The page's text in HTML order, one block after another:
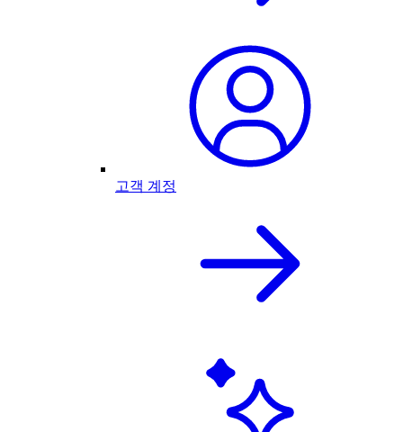
고객 계정